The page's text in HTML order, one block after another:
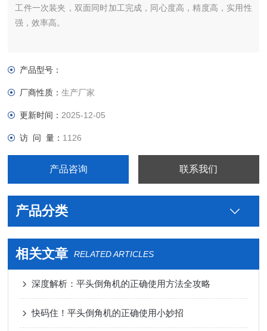
工件一次装夹，双面同时加工完成，同心度高，精度高，实用性
强，效率高。
产品型号：
厂商性质：生产厂家
更新时间： 2025-12-05
访 问 量： 1126
产品咨询 联系我们
产品分类
相关文章 RELATED ARTICLES
深度解析：平头倒角机的正确使用方法全攻略
快码住！平头倒角机的正确使用小妙招